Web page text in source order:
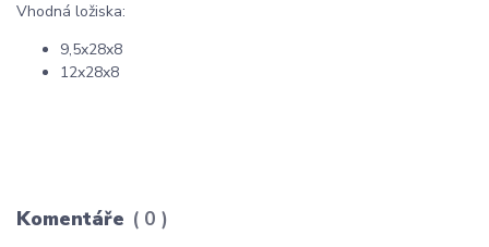
Vhodná ložiska:
9,5x28x8
12x28x8
Komentáře 0